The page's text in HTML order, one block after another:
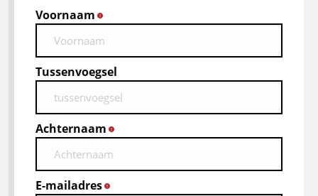
Voornaam
Tussenvoegsel
Achternaam
E-mailadres